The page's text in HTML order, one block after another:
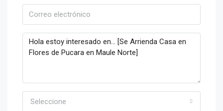
Seleccione